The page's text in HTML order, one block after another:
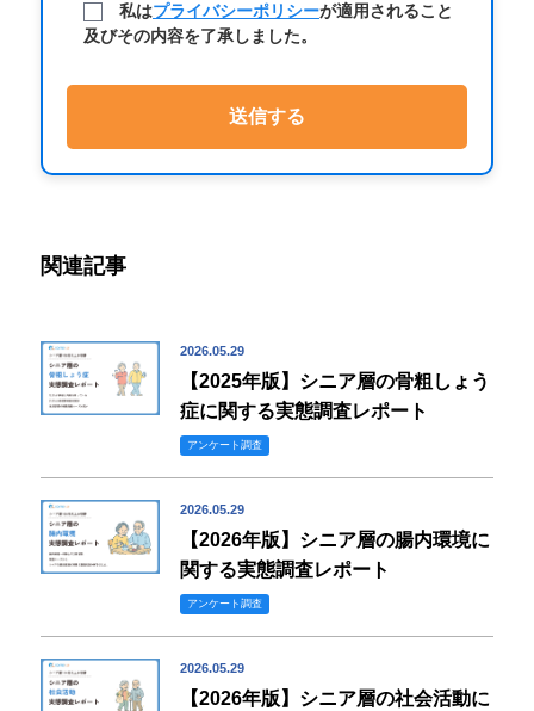
私はプライバシーポリシーが適用されること
及びその内容を了承しました。
関連記事
2026.05.29
【2025年版】シニア層の骨粗しょう
症に関する実態調査レポート
アンケート調査
2026.05.29
【2026年版】シニア層の腸内環境に
関する実態調査レポート
アンケート調査
2026.05.29
【2026年版】シニア層の社会活動に